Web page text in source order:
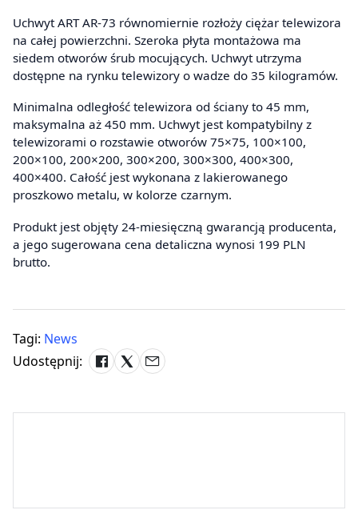
Uchwyt ART AR-73 równomiernie rozłoży ciężar telewizora
na całej powierzchni. Szeroka płyta montażowa ma
siedem otworów śrub mocujących. Uchwyt utrzyma
dostępne na rynku telewizory o wadze do 35 kilogramów.
Minimalna odległość telewizora od ściany to 45 mm,
maksymalna aż 450 mm. Uchwyt jest kompatybilny z
telewizorami o rozstawie otworów 75×75, 100×100,
200×100, 200×200, 300×200, 300×300, 400×300,
400×400. Całość jest wykonana z lakierowanego
proszkowo metalu, w kolorze czarnym.
Produkt jest objęty 24-miesięczną gwarancją producenta,
a jego sugerowana cena detaliczna wynosi 199 PLN
brutto.
Tagi: News
Udostępnij: